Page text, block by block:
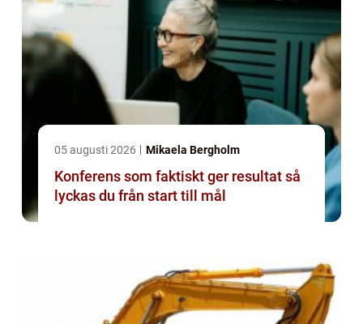
05 augusti 2026 Mikaela Bergholm
Konferens som faktiskt ger resultat så
lyckas du från start till mål